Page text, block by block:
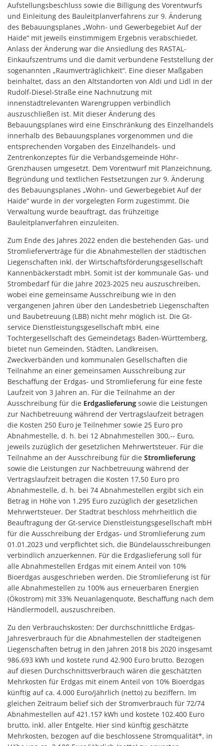
Aufstellungsbeschluss sowie die Billigung des Vorentwurfs
und Einleitung des Bauleitplanverfahrens zur 9. Änderung
des Bebauungsplanes „Wohn- und Gewerbegebiet Auf der
Haide“ mit jeweils einstimmigem Ergebnis verabschiedet.
Anlass der Änderung war die Ansiedlung des RASTAL-
Einkaufszentrums und die damit verbundene Feststellung der
sogenannten „Raumverträglichkeit“. Eine dieser Maßgaben
beinhaltet, dass an den Altstandorten von Aldi und Lidl in der
Rudolf-Diesel-Straße eine Nachnutzung mit
innenstadtrelevanten Warengruppen verbindlich
auszuschließen ist. Mit dieser Änderung des
Bebauungsplanes wird eine Einschränkung des Einzelhandels
innerhalb des Bebauungsplanes vorgenommen und die
entsprechenden Vorgaben des Einzelhandels- und
Zentrenkonzeptes für die Verbandsgemeinde Höhr-
Grenzhausen umgesetzt. Dem Vorentwurf mit Planzeichnung,
Begründung und textlichen Festsetzungen zur 9. Änderung
des Bebauungsplanes „Wohn- und Gewerbegebiet Auf der
Haide“ wurde in der vorgelegten Form zugestimmt. Die
Verwaltung wurde beauftragt, das frühzeitige
Bauleitplanverfahren einzuleiten.
Zum Ende des Jahres 2022 enden die bestehenden Gas- und
Stromlieferverträge für die Abnahmestellen der städtischen
Liegenschaften inkl. der Wirtschaftsförderungsgesellschaft
Kannenbäckerstadt mbH. Somit ist der kommunale Gas- und
Strombedarf für die Jahre 2023-2025 neu auszuschreiben,
wobei eine gemeinsame Ausschreibung wie in den
vergangenen Jahren über den Landesbetrieb Liegenschaften
und Baubetreuung (LBB) nicht mehr möglich ist. Die Gt-
service Dienstleistungsgesellschaft mbH, eine
Tochtergesellschaft des Gemeindetags Baden-Württemberg,
bietet nun Gemeinden, Städten, Landkreisen,
Zweckverbänden und kommunalen Gesellschaften die
Teilnahme an einer gemeinsamen Ausschreibung zur
Beschaffung der Erdgas- und Stromlieferung für eine feste
Laufzeit von 3 Jahren an. Für die Teilnahme an der
Ausschreibung für die Erdgaslieferung sowie die Leistungen
zur Nachbetreuung während der Vertragslaufzeit betragen
die Kosten 250 Euro je Teilnehmer sowie 25 Euro pro
Abnahmestelle, d. h. bei 12 Abnahmestellen 300,-- Euro,
jeweils zuzüglich der gesetzlichen Mehrwertsteuer. Für die
Teilnahme an der Ausschreibung für die Stromlieferung
sowie die Leistungen zur Nachbetreuung während der
Vertragslaufzeit betragen die Kosten 17,50 Euro pro
Abnahmestelle, d. h. bei 74 Abnahmestellen ergibt sich ein
Betrag in Höhe von 1.295 Euro zuzüglich der gesetzlichen
Mehrwertsteuer. Der Stadtrat beschloss mehrheitlich die
Beauftragung der Gt-service Dienstleistungsgesellschaft mbH
für die Ausschreibung der Erdgas- und Stromlieferung zum
01.01.2023 und verpflichtet sich, die Bündelausschreibungen
verbindlich anzuerkennen. Für die Erdgaslieferung soll für
alle Abnahmestellen Erdgas mit einem Anteil von 10%
Bioerdgas ausgeschrieben werden. Die Stromlieferung ist für
alle Abnahmestellen zu 100% aus erneuerbaren Energien
(Ökostrom) mit 33% Neuanlagenquote, Beschaffung nach dem
Händlermodell, auszuschreiben.
Zu den Verbrauchskosten: Der durchschnittliche Erdgas-
Jahresverbrauch für die Abnahmestellen der stadteigenen
Liegenschaften betrug in den Jahren 2018 bis 2020 insgesamt
986.693 kWh und kostete rund 42.900 Euro brutto. Bezogen
auf diesen Durchschnittsverbrauch wären die geschätzten
Mehrkosten für Erdgas mit einem Anteil von 10% Bioerdgas
künftig auf ca. 4.000 Euro/jährlich (netto) zu beziffern. Im
gleichen Zeitraum belief sich der Stromverbrauch für 72/74
Abnahmestellen auf 421.157 kWh und kostete 102.400 Euro
brutto, inkl. aller Entgelte. Hier sind künftig geschätzte
Mehrkosten, bezogen auf die beschlossene Stromqualität*, in